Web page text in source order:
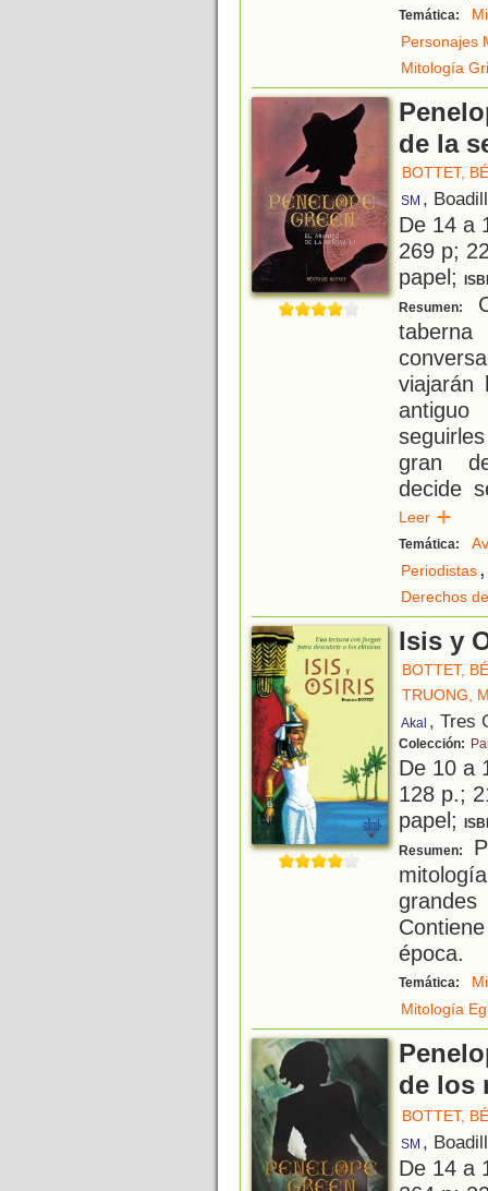
Temática:
Personajes
Mitología
de la
BOTTET,
SM ,
De 14 a
269 p;
papel;
Resumen:
viajarán
gran
decide
Leer
Temática:
Periodistas,
Derechos
Isis y
BOTTET,
TRUONG,
Akal , Tres
Colección:
De 10 a
128 p.;
papel;
Resumen:
época.
Temática:
Mitología
de los
BOTTET,
SM ,
De 14 a